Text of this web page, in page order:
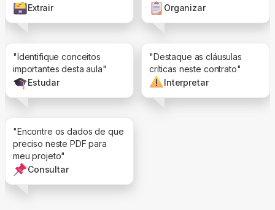
Extrair
Organizar
"Identifique conceitos
importantes desta aula"
Estudar
"Destaque as cláusulas
críticas neste contrato"
Interpretar
"Encontre os dados de que
preciso neste PDF para
meu projeto"
Consultar